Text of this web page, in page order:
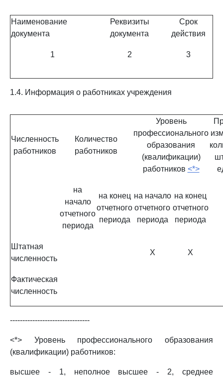
Наименование
документа
Реквизиты
документа
Срок
действия
1 2 3
1.4. Информация о работниках учреждения
Численность
работников
Количество
работников
Уровень
профессионального
образования
(квалификации)
работников <*>
на
начало
отчетного
периода
на конец
отчетного
периода
на начало
отчетного
периода
на конец
отчетного
периода
Штатная
численность
X X
Фактическая
численность
--------------------------------
<*> Уровень профессионального образования
(квалификации) работников:
высшее - 1, неполное высшее - 2, среднее